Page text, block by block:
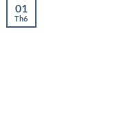
01
Th6